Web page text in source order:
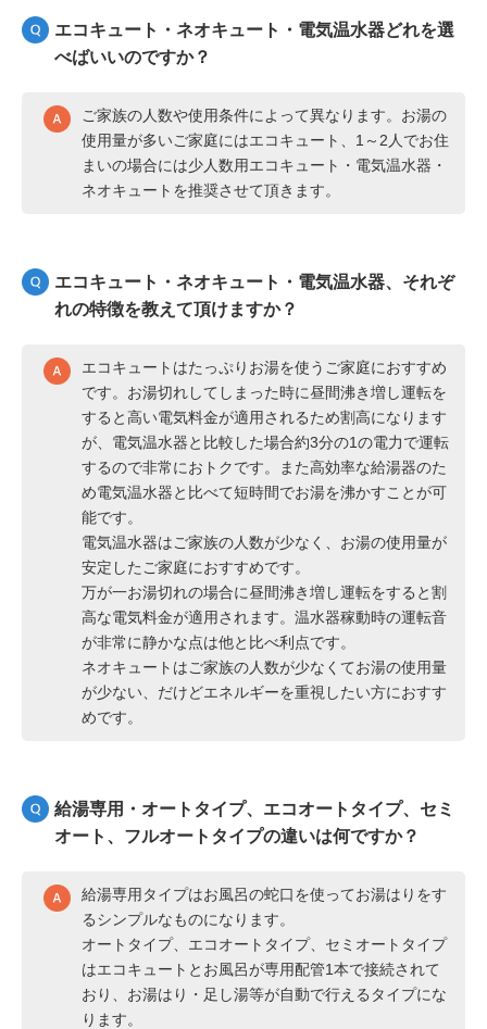
エコキュート・ネオキュート・電気温水器どれを選
べばいいのですか？
ご家族の人数や使用条件によって異なります。お湯の
使用量が多いご家庭にはエコキュート、1～2人でお住
まいの場合には少人数用エコキュート・電気温水器・
ネオキュートを推奨させて頂きます。
エコキュート・ネオキュート・電気温水器、それぞ
れの特徴を教えて頂けますか？
エコキュートはたっぷりお湯を使うご家庭におすすめ
です。お湯切れしてしまった時に昼間沸き増し運転を
すると高い電気料金が適用されるため割高になります
が、電気温水器と比較した場合約3分の1の電力で運転
するので非常におトクです。また高効率な給湯器のた
め電気温水器と比べて短時間でお湯を沸かすことが可
能です。
電気温水器はご家族の人数が少なく、お湯の使用量が
安定したご家庭におすすめです。
万が一お湯切れの場合に昼間沸き増し運転をすると割
高な電気料金が適用されます。温水器稼動時の運転音
が非常に静かな点は他と比べ利点です。
ネオキュートはご家族の人数が少なくてお湯の使用量
が少ない、だけどエネルギーを重視したい方におすす
めです。
給湯専用・オートタイプ、エコオートタイプ、セミ
オート、フルオートタイプの違いは何ですか？
給湯専用タイプはお風呂の蛇口を使ってお湯はりをす
るシンプルなものになります。
オートタイプ、エコオートタイプ、セミオートタイプ
はエコキュートとお風呂が専用配管1本で接続されて
おり、お湯はり・足し湯等が自動で行えるタイプにな
ります。